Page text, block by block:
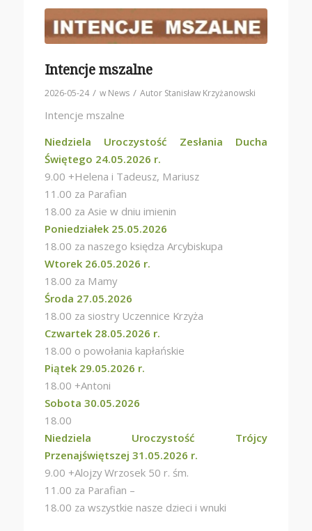
Intencje mszalne
2026-05-24 / w News / Autor Stanisław Krzyżanowski
Intencje mszalne
Niedziela Uroczystość Zesłania Ducha
Świętego 24.05.2026 r.
9.00 +Helena i Tadeusz, Mariusz
11.00 za Parafian
18.00 za Asie w dniu imienin
Poniedziałek 25.05.2026
18.00 za naszego księdza Arcybiskupa
Wtorek 26.05.2026 r.
18.00 za Mamy
Środa 27.05.2026
18.00 za siostry Uczennice Krzyża
Czwartek 28.05.2026 r.
18.00 o powołania kapłańskie
Piątek 29.05.2026 r.
18.00 +Antoni
Sobota 30.05.2026
18.00
Niedziela Uroczystość Trójcy
Przenajświętszej 31.05.2026 r.
9.00 +Alojzy Wrzosek 50 r. śm.
11.00 za Parafian –
18.00 za wszystkie nasze dzieci i wnuki